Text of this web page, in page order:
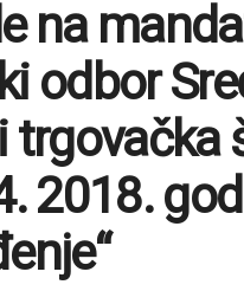
na
odbor
trgovačka
2018.